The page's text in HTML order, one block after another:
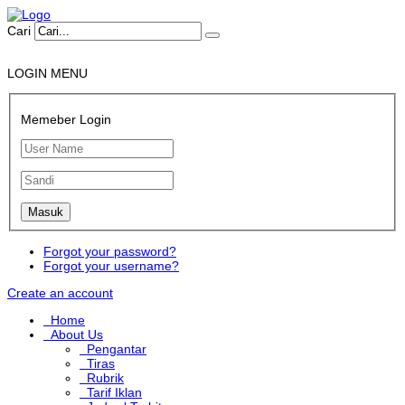
Cari
LOGIN MENU
Memeber Login
Forgot your password?
Forgot your username?
Create an account
Home
About Us
Pengantar
Tiras
Rubrik
Tarif Iklan